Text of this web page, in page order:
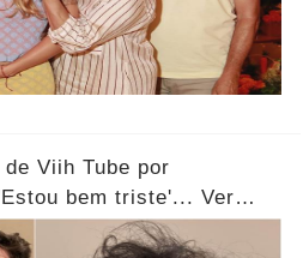
Viih Tube por
bem triste'... Ver